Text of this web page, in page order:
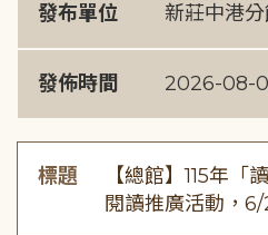
發布單位 新莊中港
發佈時間 2026-08-
標題
【總館】115年
閱讀推廣活動，